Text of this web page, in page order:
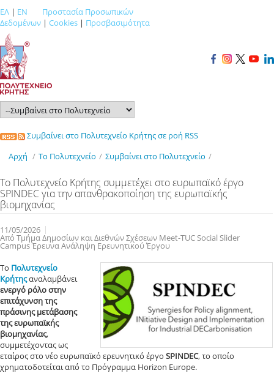
ΕΛ | EN
Προστασία Προσωπικών
Δεδομένων | Cookies | Προσβασιμότητα
Συμβαίνει στο Πολυτεχνείο Κρήτης σε ροή RSS
Αρχή / Το Πολυτεχνείο / Συμβαίνει στο Πολυτεχνείο /
Το Πολυτεχνείο Κρήτης συμμετέχει στο ευρωπαϊκό έργο
SPINDEC για την απανθρακοποίηση της ευρωπαϊκής
βιομηχανίας
11/05/2026
Από Τμήμα Δημοσίων και Διεθνών Σχέσεων Meet-TUC Social Slider
Campus Έρευνα Ανάληψη Ερευνητικού Έργου
Το Πολυτεχνείο
Κρήτηςαναλαμβάνει
ενεργό ρόλο στην
επιτάχυνση της
πράσινης μετάβασης
της ευρωπαϊκής
βιομηχανίας,
συμμετέχοντας ως
εταίρος στο νέο ευρωπαϊκό ερευνητικό έργο SPINDEC, το οποίο
χρηματοδοτείται από το Πρόγραμμα Horizon Europe.